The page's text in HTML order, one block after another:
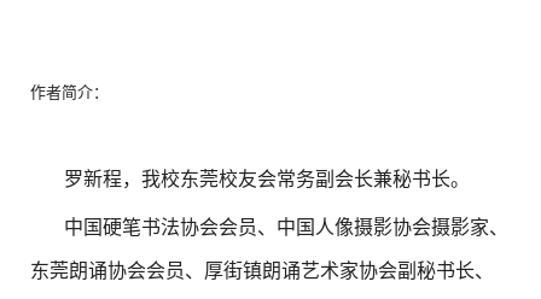
作者简介：
罗新程，我校东莞校友会常务副会长兼秘书长。
中国硬笔书法协会会员、中国人像摄影协会摄影家、
东莞朗诵协会会员、厚街镇朗诵艺术家协会副秘书长、